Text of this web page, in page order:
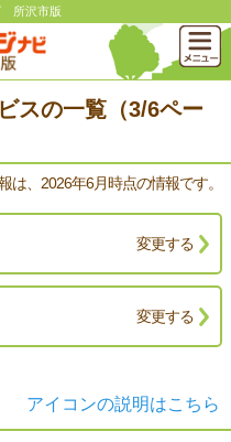
所沢市版
スの一覧（3/6ペー
は、2026年6月時点の情報です。
変更する
変更する
アイコンの説明はこちら